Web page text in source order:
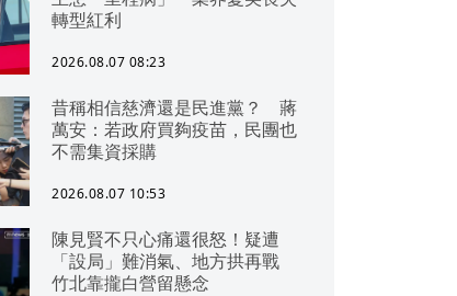
轉型紅利
2026.08.07 08:23
昔稱相信慈濟還是民進黨？ 蔣
萬安：若政府買夠疫苗，民團也
不需集資採購
2026.08.07 10:53
陳見賢不只心痛還很怒！疑遭
「設局」難消氣、地方拱再戰
竹北靠攏白營留懸念